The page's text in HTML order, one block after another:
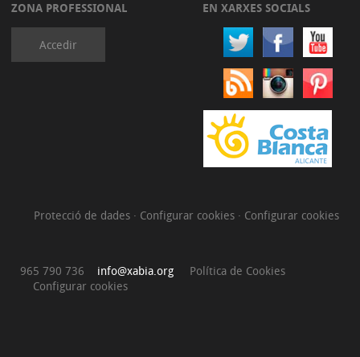
ZONA PROFESSIONAL
Accedir
EN XARXES SOCIALS
Protecció de dades · Configurar cookies · Configurar cookies
965 790 736 info@xabia.org
Política de Cookies
Configurar cookies